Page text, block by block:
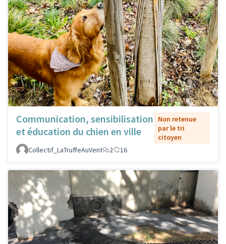
Communication, sensibilisation
et éducation du chien en ville
Non retenue
par le tri
citoyen
Collectif_LaTruffeAuVent
2 16